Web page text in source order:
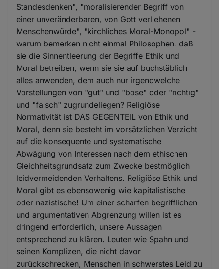
Standesdenken", "moralisierender Begriff von
einer unveränderbaren, von Gott verliehenen
Menschenwürde", "kirchliches Moral-Monopol" -
warum bemerken nicht einmal Philosophen, daß
sie die Sinnentleerung der Begriffe Ethik und
Moral betreiben, wenn sie sie auf buchstäblich
alles anwenden, dem auch nur irgendwelche
Vorstellungen von "gut" und "böse" oder "richtig"
und "falsch" zugrundeliegen? Religiöse
Normativität ist DAS GEGENTEIL von Ethik und
Moral, denn sie besteht im vorsätzlichen Verzicht
auf die konsequente und systematische
Abwägung von Interessen nach dem ethischen
Gleichheitsgrundsatz zum Zwecke bestmöglich
leidvermeidenden Verhaltens. Religiöse Ethik und
Moral gibt es ebensowenig wie kapitalistische
oder nazistische! Um einer scharfen begrifflichen
und argumentativen Abgrenzung willen ist es
dringend erforderlich, unsere Aussagen
entsprechend zu klären. Leuten wie Spahn und
seinen Komplizen, die nicht davor
zurückschrecken, Menschen in schwerstes Leid zu